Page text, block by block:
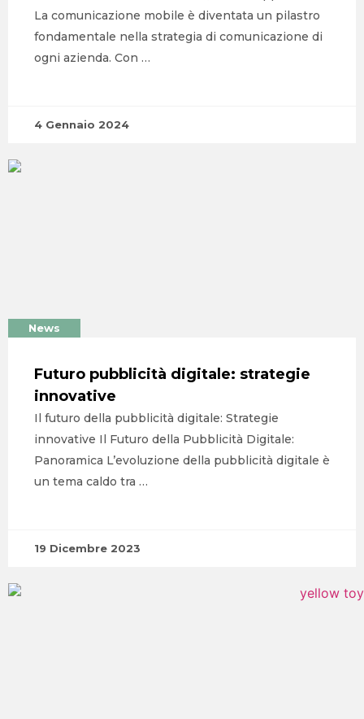
La comunicazione mobile è diventata un pilastro
fondamentale nella strategia di comunicazione di
ogni azienda. Con …
4 Gennaio 2024
News
Futuro pubblicità digitale: strategie
innovative
Il futuro della pubblicità digitale: Strategie
innovative Il Futuro della Pubblicità Digitale:
Panoramica L’evoluzione della pubblicità digitale è
un tema caldo tra …
19 Dicembre 2023